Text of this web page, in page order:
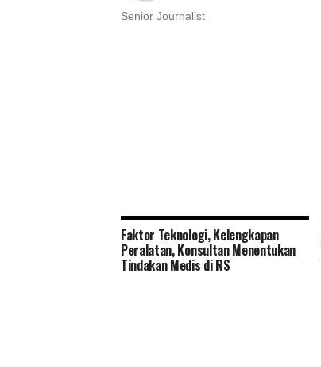
Senior Journalist
Faktor Teknologi, Kelengkapan
Peralatan, Konsultan Menentukan
Tindakan Medis di RS